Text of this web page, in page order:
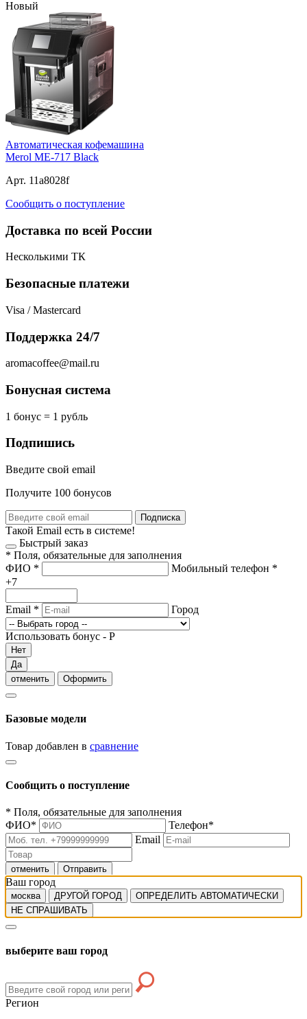
Новый
Автоматическая кофемашина
Merol ME-717 Black
Арт. 11a8028f
Сообщить о поступление
Доставка по всей России
Несколькими ТК
Безопасные платежи
Visa / Mastercard
Поддержка 24/7
aromacoffee@mail.ru
Бонусная система
1 бонус = 1 рубль
Подпишись
Введите свой email
Получите 100 бонусов
Подписка
Такой Email есть в системе!
Быстрый заказ
* Поля, обязательные для заполнения
ФИО * Мобильный телефон *
+7
Email * Город
Использовать бонус - Р
Нет
Да
отменить
Оформить
Базовые модели
Товар добавлен в сравнение
Сообщить о поступление
* Поля, обязательные для заполнения
ФИО* Телефон*
Email
отменить Отправить
Ваш город
москва ДРУГОЙ ГОРОД
ОПРЕДЕЛИТЬ АВТОМАТИЧЕСКИ
НЕ СПРАШИВАТЬ
выберите ваш город
Регион